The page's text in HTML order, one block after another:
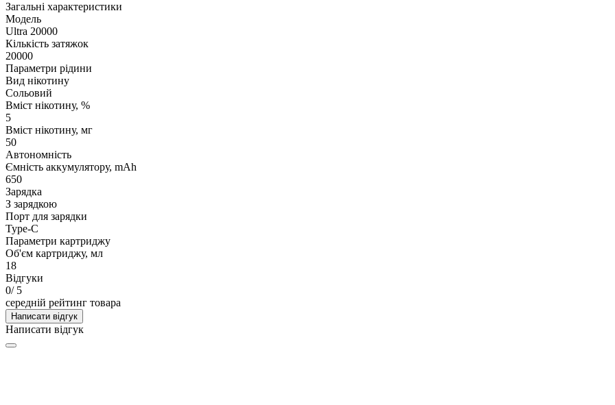
Загальні характеристики
Модель
Ultra 20000
Кількість затяжок
20000
Параметри рідини
Вид нікотину
Сольовий
Вміст нікотину, %
5
Вміст нікотину, мг
50
Автономність
Ємність аккумулятору, mAh
650
Зарядка
З зарядкою
Порт для зарядки
Type-C
Параметри картриджу
Об'єм картриджу, мл
18
Відгуки
0/ 5
середній рейтинг товара
Написати відгук
Написати відгук